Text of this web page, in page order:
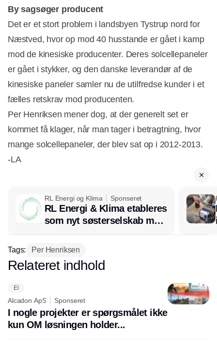
By sagsøger producent
Det er et stort problem i landsbyen Tystrup nord for
Næstved, hvor op mod 40 husstande er gået i kamp
mod de kinesiske producenter. Deres solcellepaneler
er gået i stykker, og den danske leverandør af de
kinesiske paneler samler nu de utilfredse kunder i et
fælles retskrav mod producenten.
Per Henriksen mener dog, at der generelt set er
kommet få klager, når man tager i betragtning, hvor
mange solcellepaneler, der blev sat op i 2012-2013.
-LA
RL Energi og Klima Sponseret
RL Energi & Klima etableres
som nyt søsterselskab med
afsæt i RL Ventilation
Tags: Per Henriksen
Annonce
Relateret indhold
El
Alcadon ApS Sponseret
I nogle projekter er spørgsmålet ikke
kun OM løsningen holder...